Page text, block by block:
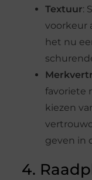
Textuur:
voorkeur
het nu
favoriete
kiezen
geven in
4.